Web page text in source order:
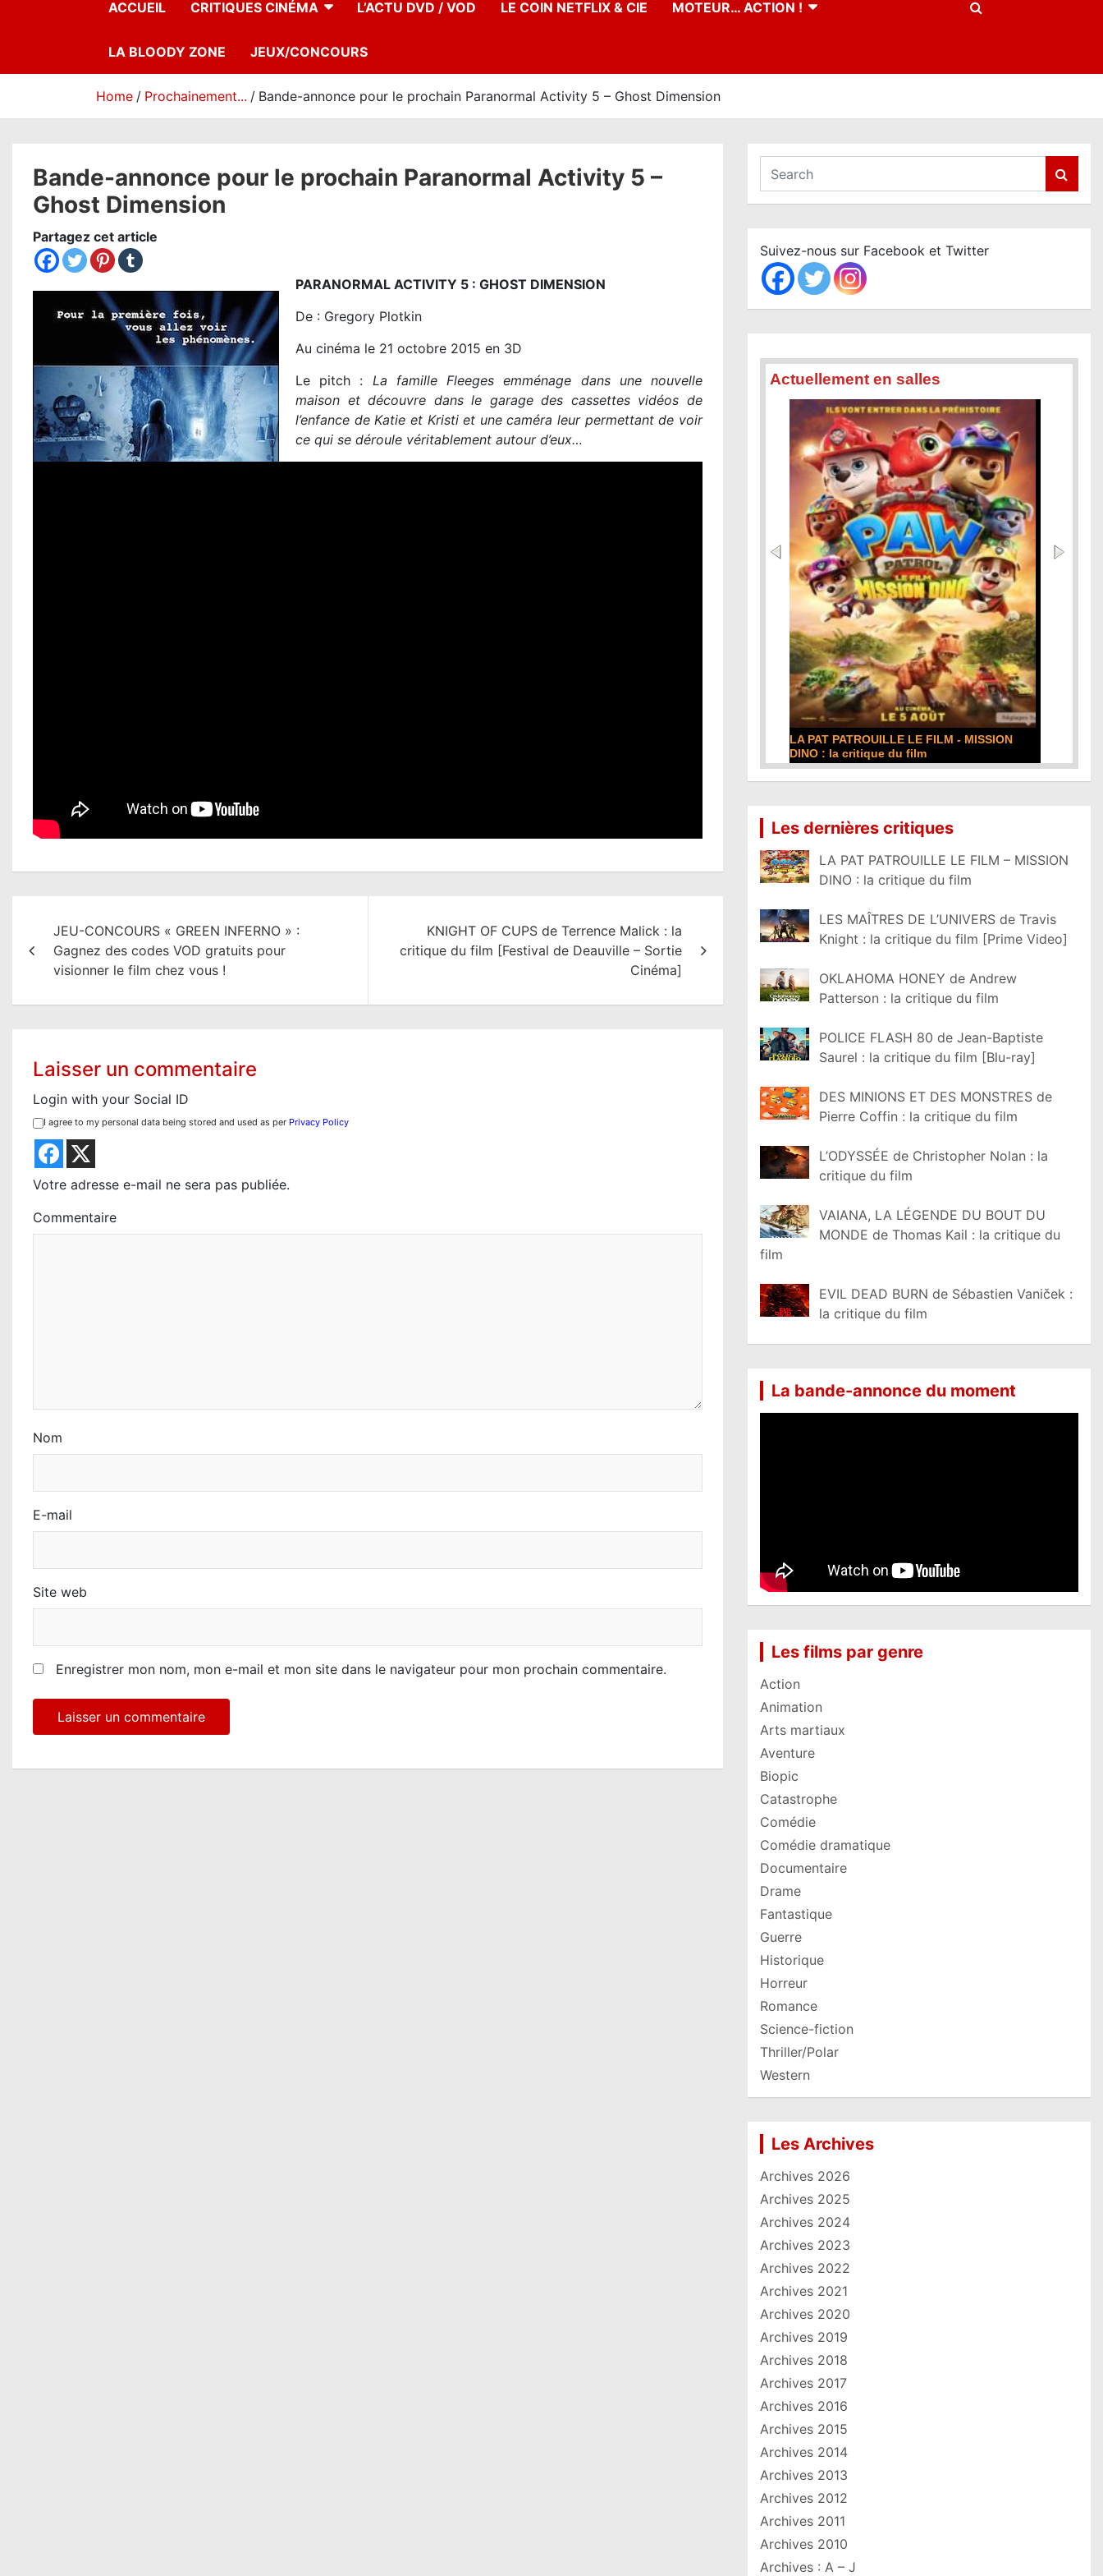
ACCUEIL CRITIQUES CINÉMA L’ACTU DVD / VOD LE COIN NETFLIX & CIE MOTEUR… ACTION !
LA BLOODY ZONE JEUX/CONCOURS
Home Prochainement... Bande-annonce pour le prochain Paranormal Activity 5 – Ghost Dimension
Bande-annonce pour le prochain Paranormal Activity 5 –
Ghost Dimension
Partagez cet article
PARANORMAL ACTIVITY 5 : GHOST DIMENSION
De : Gregory Plotkin
Au cinéma le 21 octobre 2015 en 3D
Le pitch : La famille Fleeges emménage dans une nouvelle
maison et découvre dans le garage des cassettes vidéos de
l’enfance de Katie et Kristi et une caméra leur permettant de voir
ce qui se déroule véritablement autour d’eux…
i
JEU-CONCOURS « GREEN INFERNO » :
Gagnez des codes VOD gratuits pour
visionner le film chez vous !
KNIGHT OF CUPS de Terrence Malick : la
critique du film [Festival de Deauville – Sortie
Cinéma]
Laisser un commentaire
Login with your Social ID
I agree to my personal data being stored and used as per Privacy Policy
Votre adresse e-mail ne sera pas publiée.
Commentaire
Nom
E-mail
Site web
Enregistrer mon nom, mon e-mail et mon site dans le navigateur pour mon prochain commentaire.
a
c
h
Suivez-nous sur Facebook et Twitter
Actuellement en salles
LA PAT PATROUILLE LE FILM - MISSION
DINO : la critique du film
Les dernières critiques
LA PAT PATROUILLE LE FILM – MISSION
DINO : la critique du film
LES MAÎTRES DE L’UNIVERS de Travis
Knight : la critique du film [Prime Video]
OKLAHOMA HONEY de Andrew
Patterson : la critique du film
POLICE FLASH 80 de Jean-Baptiste
Saurel : la critique du film [Blu-ray]
DES MINIONS ET DES MONSTRES de
Pierre Coffin : la critique du film
L’ODYSSÉE de Christopher Nolan : la
critique du film
VAIANA, LA LÉGENDE DU BOUT DU
MONDE de Thomas Kail : la critique du
film
EVIL DEAD BURN de Sébastien Vaniček :
la critique du film
La bande-annonce du moment
Les films par genre
Action
Animation
Arts martiaux
Aventure
Biopic
Catastrophe
Comédie
Comédie dramatique
Documentaire
Drame
Fantastique
Guerre
Historique
Horreur
Romance
Science-fiction
Thriller/Polar
Western
Les Archives
Archives 2026
Archives 2025
Archives 2024
Archives 2023
Archives 2022
Archives 2021
Archives 2020
Archives 2019
Archives 2018
Archives 2017
Archives 2016
Archives 2015
Archives 2014
Archives 2013
Archives 2012
Archives 2011
Archives 2010
Archives : A – J